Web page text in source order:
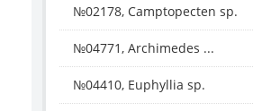
№02178, Camptopecten sp.
№04771, Archimedes ...
№04410, Euphyllia sp.